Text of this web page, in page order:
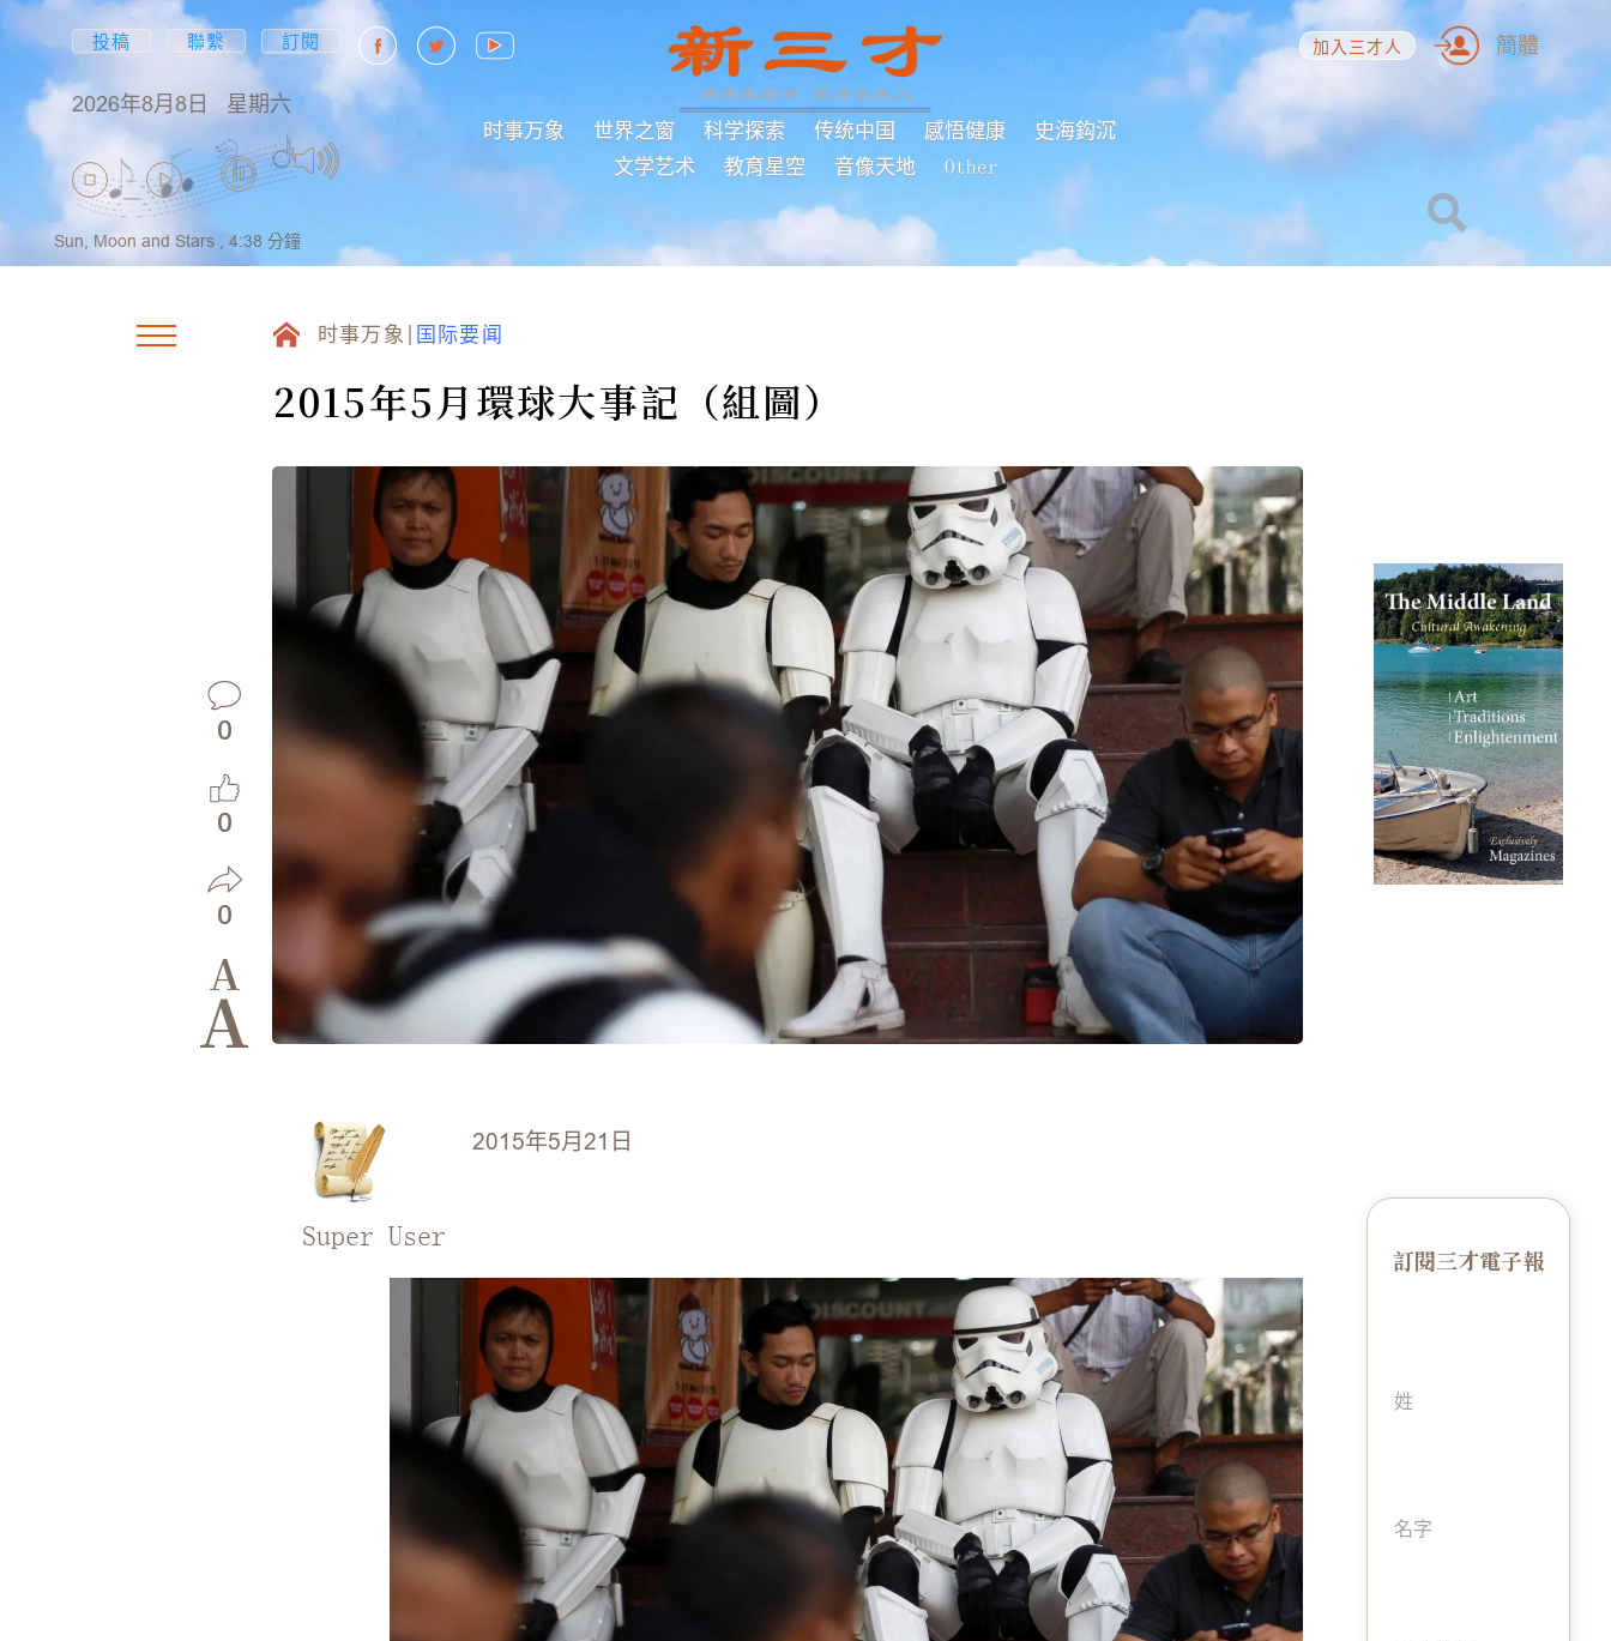
投稿 聯繫 訂閱
2026年8月8日 星期六
时事万象 世界之窗 科学探索 传统中国 感悟健康
史海鈎沉
文学艺术
教育星空 音像天地 Other
加入三才人 簡體
Sun, Moon and Stars , 4:38 分鐘
时事万象 国际要闻
2015年5月環球大事記（組圖）
0
0
0
A
A
2015年5月21日
Super User
訂閱三才電子報